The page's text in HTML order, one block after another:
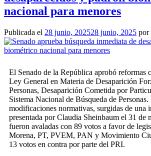
nacional para menores
Publicada el 28 junio, 202528 junio, 2025 por
El Senado de la República aprobó reformas
Ley General en Materia de Desaparición
Personas, Desaparición Cometida por
Sistema Nacional de Búsqueda de Personas.
modificaciones normativas, surgidas de una
presentada por Claudia Sheinbaum el 31 de
fueron avaladas con 89 votos a favor de
Morena, PT, PVEM, PAN y Movimiento
13 votos en contra por parte del PRI.